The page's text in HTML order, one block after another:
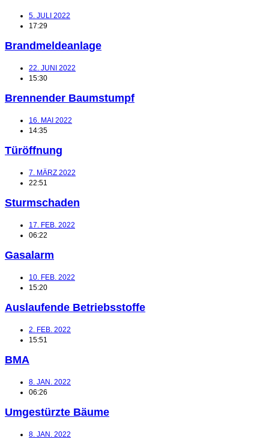
5. JULI 2022
17:29
Brandmeldeanlage
22. JUNI 2022
15:30
Brennender Baumstumpf
16. MAI 2022
14:35
Türöffnung
7. MÄRZ 2022
22:51
Sturmschaden
17. FEB. 2022
06:22
Gasalarm
10. FEB. 2022
15:20
Auslaufende Betriebsstoffe
2. FEB. 2022
15:51
BMA
8. JAN. 2022
06:26
Umgestürzte Bäume
8. JAN. 2022